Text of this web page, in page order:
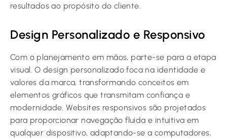
resultados ao propósito do cliente.
Design Personalizado e Responsivo
Com o planejamento em mãos, parte-se para a etapa
visual. O design personalizado foca na identidade e
valores da marca, transformando conceitos em
elementos gráficos que transmitam confiança e
modernidade. Websites responsivos são projetados
para proporcionar navegação fluida e intuitiva em
qualquer dispositivo, adaptando-se a computadores,